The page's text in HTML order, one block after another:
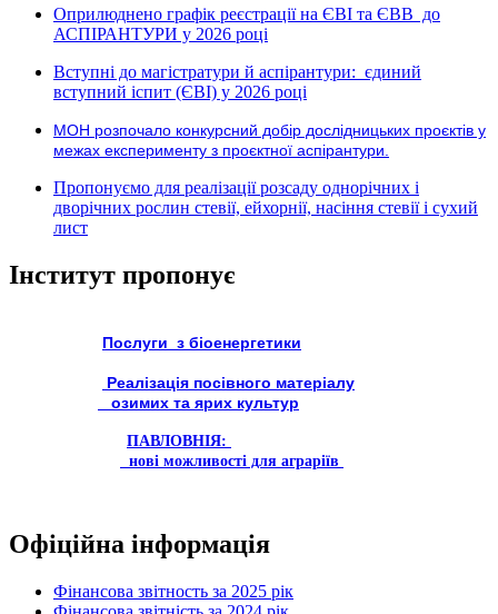
Оприлюднено графік реєстрації на ЄВІ та ЄВВ до
АСПІРАНТУРИ у 2026 році
Вступні до магістратури й аспірантури: єдиний
вступний іспит (ЄВІ) у 2026 році
МОН розпочало конкурсний добір дослідницьких проєктів у
межах експерименту з проєктної аспірантури.
Пропонуємо для реалізації розсаду однорічних і
дворічних рослин стевії, ейхорнії, насіння стевії і сухий
лист
Інститут пропонує
Послуги з біоенергетики
Реалізація посівного матеріалу
озимих та ярих культур
ПАВЛОВНІЯ:
нові можливості для аграріїв
Офіційна інформація
Фінансова звітность за 2025 рік